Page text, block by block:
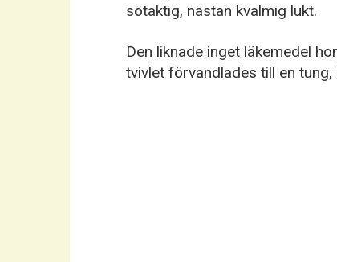
sötaktig, nästan kvalmig lukt.
Den liknade inget läkemedel
tvivlet förvandlades till en tung,